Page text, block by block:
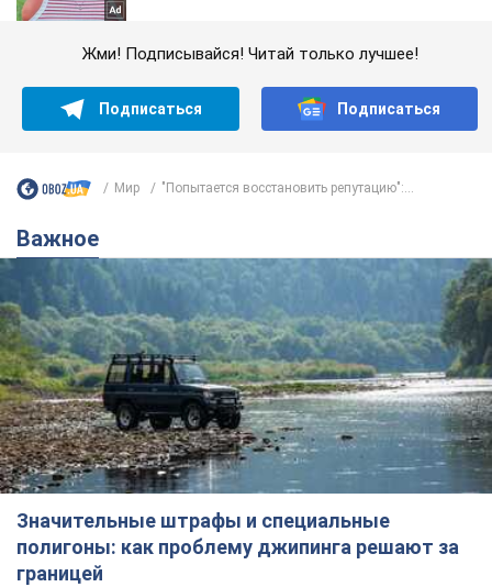
Жми! Подписывайся! Читай только лучшее!
Подписаться Подписаться
Мир "Попытается восстановить репутацию":...
Важное
Значительные штрафы и специальные
полигоны: как проблему джипинга решают за
границей